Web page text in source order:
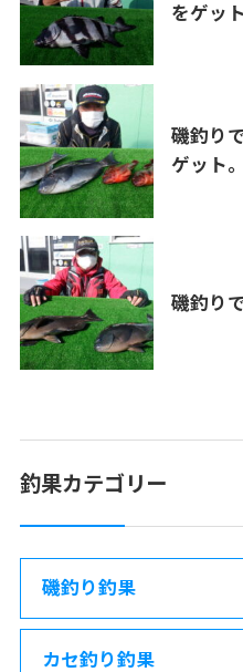
をゲット
磯釣り
ゲット。
磯釣り
釣果カテゴリー
磯釣り釣果
カセ釣り釣果